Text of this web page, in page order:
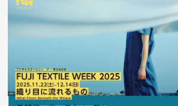
クリエイター求人を探す
CREATIVE JOB求人検索